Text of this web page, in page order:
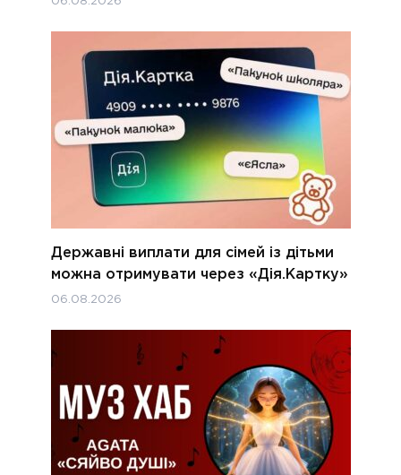
Державні виплати для сімей із дітьми
можна отримувати через «Дія.Картку»
06.08.2026